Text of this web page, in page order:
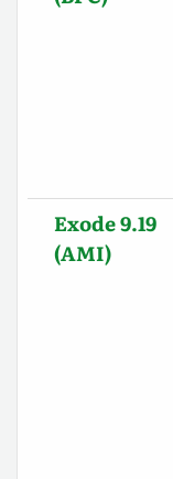
Exode 9.19
(AMI)